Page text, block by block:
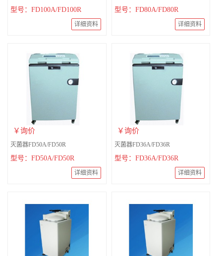
型号：FD100A/FD100R
详细资料
型号：FD80A/FD80R
详细资料
￥询价
灭菌器FD50A/FD50R
型号：FD50A/FD50R
详细资料
￥询价
灭菌器FD36A/FD36R
型号：FD36A/FD36R
详细资料